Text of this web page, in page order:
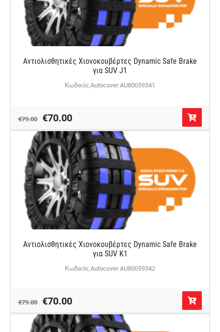
Αντιολισθητικές Χιονοκουβέρτες Dynamic Safe Brake
για SUV J1
Κωδικός Autocover AU80059341
€79.00 €70.00
Αντιολισθητικές Χιονοκουβέρτες Dynamic Safe Brake
για SUV Κ1
Κωδικός Autocover AU80059342
€79.00 €70.00